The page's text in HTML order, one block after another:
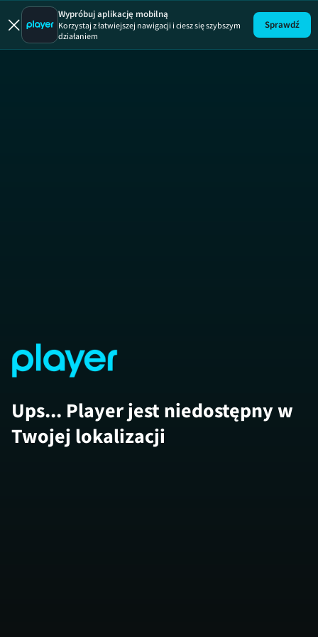
Mały Zgon
Wypróbuj aplikację mobilną
Korzystaj z łatwiejszej nawigacji i ciesz się szybszym
działaniem
Sprawdź
Ups... Player jest niedostępny w
Twojej lokalizacji